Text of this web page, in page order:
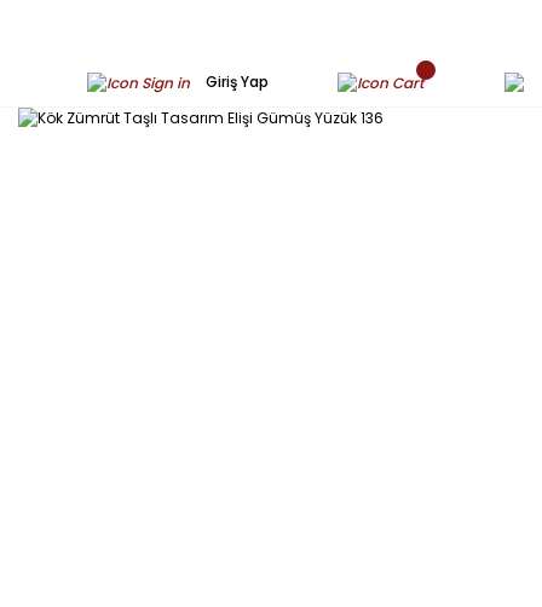
Giriş Yap